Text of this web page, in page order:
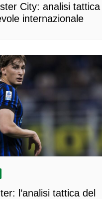
City: analisi tattica
internazionale
l’analisi tattica del